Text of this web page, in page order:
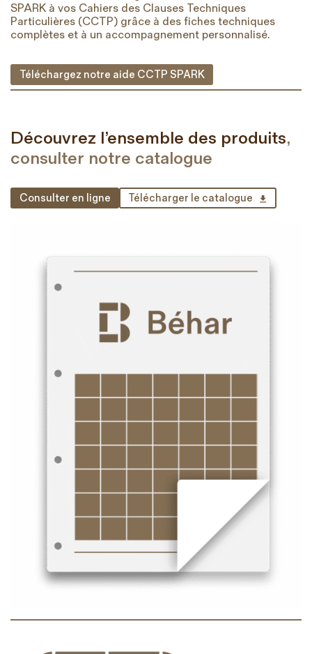
SPARK à vos Cahiers des Clauses Techniques
Particulières (CCTP) grâce à des fiches techniques
complètes et à un accompagnement personnalisé.
Téléchargez notre aide CCTP SPARK
Découvrez l’ensemble des produits,
consulter notre catalogue
Consulter en ligne Télécharger le catalogue